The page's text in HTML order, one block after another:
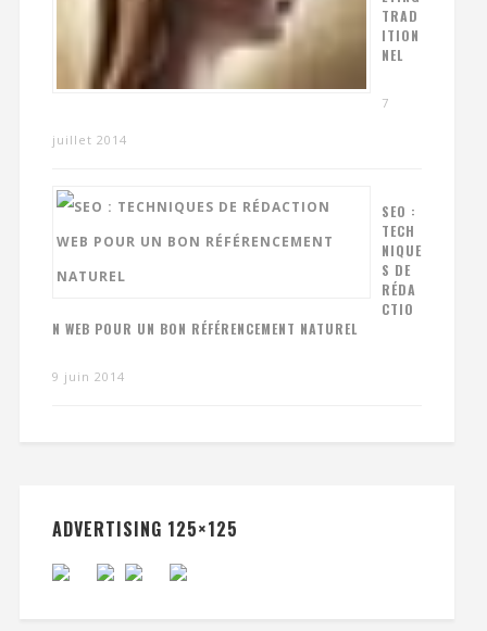
TRAD
ITION
NEL
7
juillet 2014
SEO :
TECH
NIQUE
S DE
RÉDA
CTIO
N WEB POUR UN BON RÉFÉRENCEMENT NATUREL
9 juin 2014
ADVERTISING 125×125